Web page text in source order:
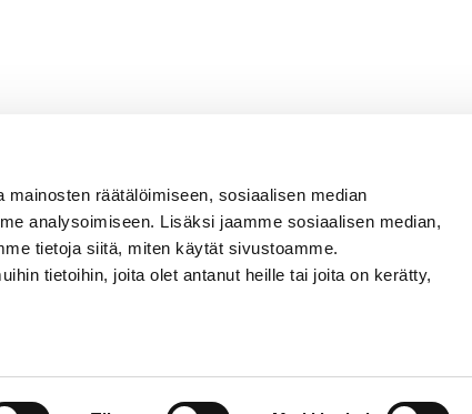
räätälöimiseen, sosiaalisen median
analysoimiseen. Lisäksi jaamme sosiaalisen median,
tietoja siitä, miten käytät sivustoamme.
tietoihin, joita olet antanut heille tai joita on kerätty,
OY SEURAA MEITÄ